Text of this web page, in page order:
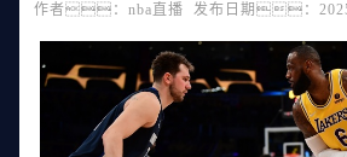
作者：nba直播 发布日期：2025